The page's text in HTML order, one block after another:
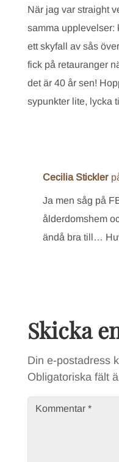
När jag var straight
samma upplevelser:
ett skyfall av sås
fick på retauranger
det är 40 år sen!
sypunkter lite, lycka
Cecilia Stickler
Ja men såg på
ålderdomshem
ändå bra till…
Skicka
Din e-postadress
Obligatoriska fält